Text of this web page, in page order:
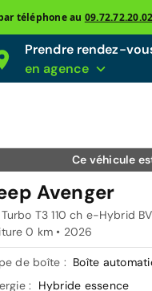
téléphone au 09.72.72.20.02
Prendre rendez-
en agence
Ce véhicule
Avenger
Turbo T3 110 ch e-Hybrid
0 km • 2026
de boîte : Boîte
:
Hybride essence